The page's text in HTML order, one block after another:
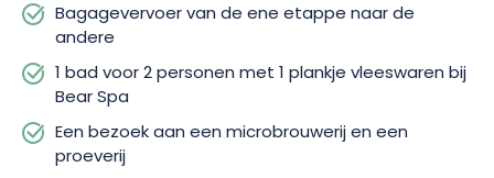
Bagagevervoer van de ene etappe naar de
andere
1 bad voor 2 personen met 1 plankje vleeswaren bij
Bear Spa
Een bezoek aan een microbrouwerij en een
proeverij